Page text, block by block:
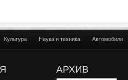
Культура Наука и техника Автомобили
АРХИВ